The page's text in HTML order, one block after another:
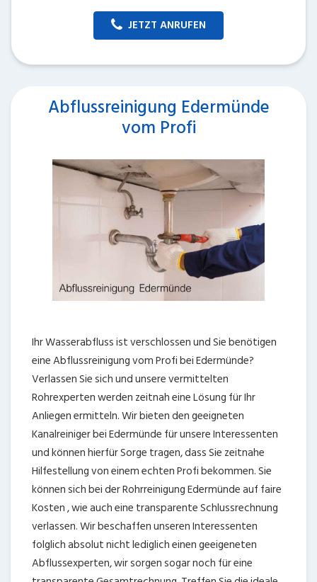
JETZT ANRUFEN
Abflussreinigung Edermünde
vom Profi
Ihr Wasserabfluss ist verschlossen und Sie benötigen
eine Abflussreinigung vom Profi bei Edermünde?
Verlassen Sie sich und unsere vermittelten
Rohrexperten werden zeitnah eine Lösung für Ihr
Anliegen ermitteln. Wir bieten den geeigneten
Kanalreiniger bei Edermünde für unsere Interessenten
und können hierfür Sorge tragen, dass Sie zeitnahe
Hilfestellung von einem echten Profi bekommen. Sie
können sich bei der Rohrreinigung Edermünde auf faire
Kosten , wie auch eine transparente Schlussrechnung
verlassen. Wir beschaffen unseren Interessenten
folglich absolut nicht lediglich einen geeigeneten
Abflussexperten, wir sorgen sogar noch für eine